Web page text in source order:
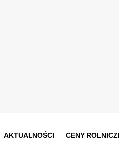
AKTUALNOŚCI CENY